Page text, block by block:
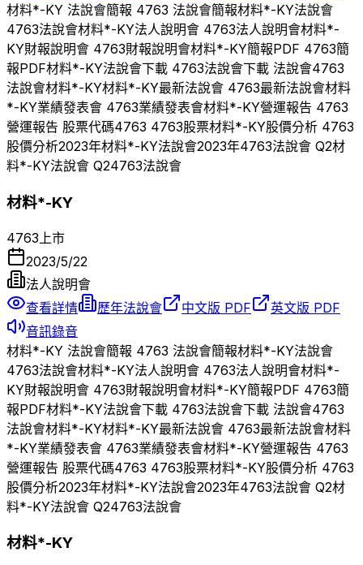
材料*-KY 法說會簡報 4763 法說會簡報材料*-KY法說會
4763法說會材料*-KY法人說明會 4763法人說明會材料*-
KY財報說明會 4763財報說明會材料*-KY簡報PDF 4763簡
報PDF材料*-KY法說會下載 4763法說會下載 法說會4763
法說會材料*-KY材料*-KY最新法說會 4763最新法說會材料
*-KY業績發表會 4763業績發表會材料*-KY營運報告 4763
營運報告 股票代碼4763 4763股票材料*-KY股價分析 4763
股價分析2023年材料*-KY法說會2023年4763法說會 Q2材
料*-KY法說會 Q24763法說會
材料*-KY
4763 上市
2023/5/22
法人說明會
查看詳情
歷年法說會 中文版 PDF
英文版 PDF
音訊錄音
材料*-KY 法說會簡報 4763 法說會簡報材料*-KY法說會
4763法說會材料*-KY法人說明會 4763法人說明會材料*-
KY財報說明會 4763財報說明會材料*-KY簡報PDF 4763簡
報PDF材料*-KY法說會下載 4763法說會下載 法說會4763
法說會材料*-KY材料*-KY最新法說會 4763最新法說會材料
*-KY業績發表會 4763業績發表會材料*-KY營運報告 4763
營運報告 股票代碼4763 4763股票材料*-KY股價分析 4763
股價分析2023年材料*-KY法說會2023年4763法說會 Q2材
料*-KY法說會 Q24763法說會
材料*-KY